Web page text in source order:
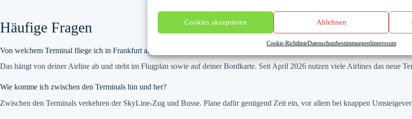
Cookies akzeptieren Ablehnen
Cookie-RichtlinieDatenschutzbestimmungenImpressum
Häufige Fragen
Von welchem Terminal fliege ich in Frankfurt ab?
Das hängt von deiner Airline ab und steht im Flugplan sowie auf deiner Bordkarte. Seit April 2026 nutzen viele Airlines das neue
Wie komme ich zwischen den Terminals hin und her?
Zwischen den Terminals verkehren der SkyLine-Zug und Busse. Plane dafür genügend Zeit ein, vor allem bei knappen